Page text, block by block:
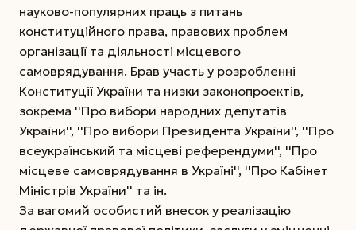
науково-популярних праць з питань
конституційного права, правових проблем
організації та діяльності місцевого
самоврядування. Брав участь у розробленні
Конституції України та низки законопроектів,
зокрема ''Про вибори народних депутатів
України'', ''Про вибори Президента України'', ''Про
всеукраїнський та місцеві референдуми'', ''Про
місцеве самоврядування в Україні'', ''Про Кабінет
Міністрів України'' та ін.
За вагомий особистий внесок у реалізацію